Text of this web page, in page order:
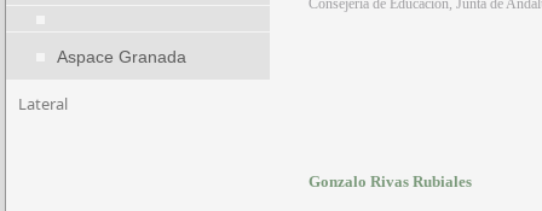
Aspace Granada
Lateral
Consejería de Educación, Junta de
Gonzalo Rivas Rubiales